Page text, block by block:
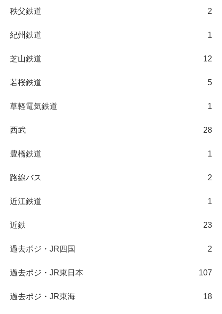
秩父鉄道 2
紀州鉄道 1
芝山鉄道 12
若桜鉄道 5
草軽電気鉄道 1
西武 28
豊橋鉄道 1
路線バス 2
近江鉄道 1
近鉄 23
過去ポジ・JR四国 2
過去ポジ・JR東日本 107
過去ポジ・JR東海 18